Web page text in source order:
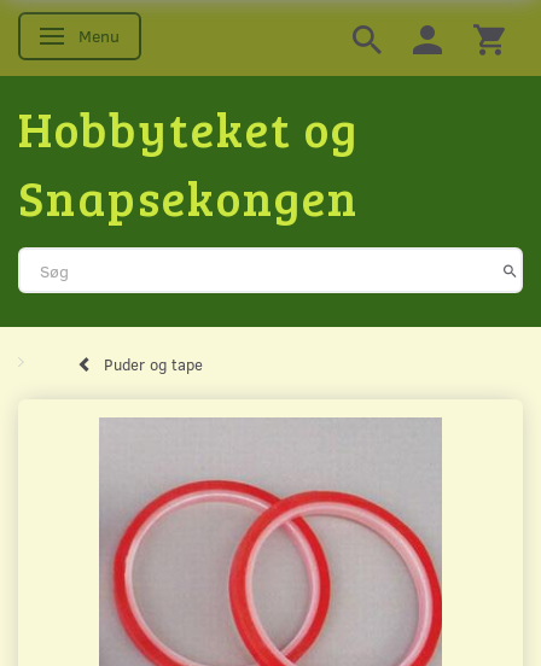
Skifte navigation
Menu
Hobbyteket og
Snapsekongen
Puder og tape